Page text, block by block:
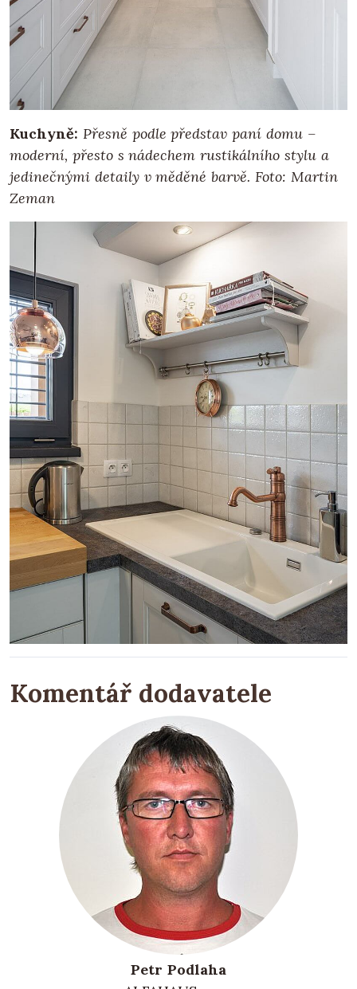
Kuchyně: Přesně podle představ paní domu –
moderní, přesto s nádechem rustikálního stylu a
jedinečnými detaily v měděné barvě. Foto: Martin
Zeman
Komentář dodavatele
Petr Podlaha